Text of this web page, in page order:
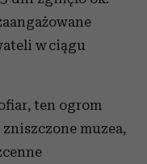
w ciągu
ten ogrom
muzea,